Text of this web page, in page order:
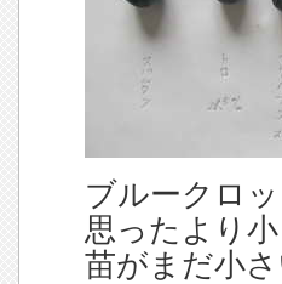
ブルークロ
思ったより
苗がまだ小